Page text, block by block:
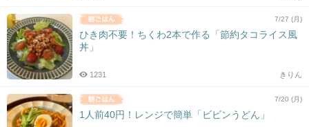
7/27 (月)
ひき肉不要！ちくわ2本で作る「節約タコライス風
丼」
きりん
1231
7/20 (月)
1人前40円！レンジで簡単「ビビンうどん」